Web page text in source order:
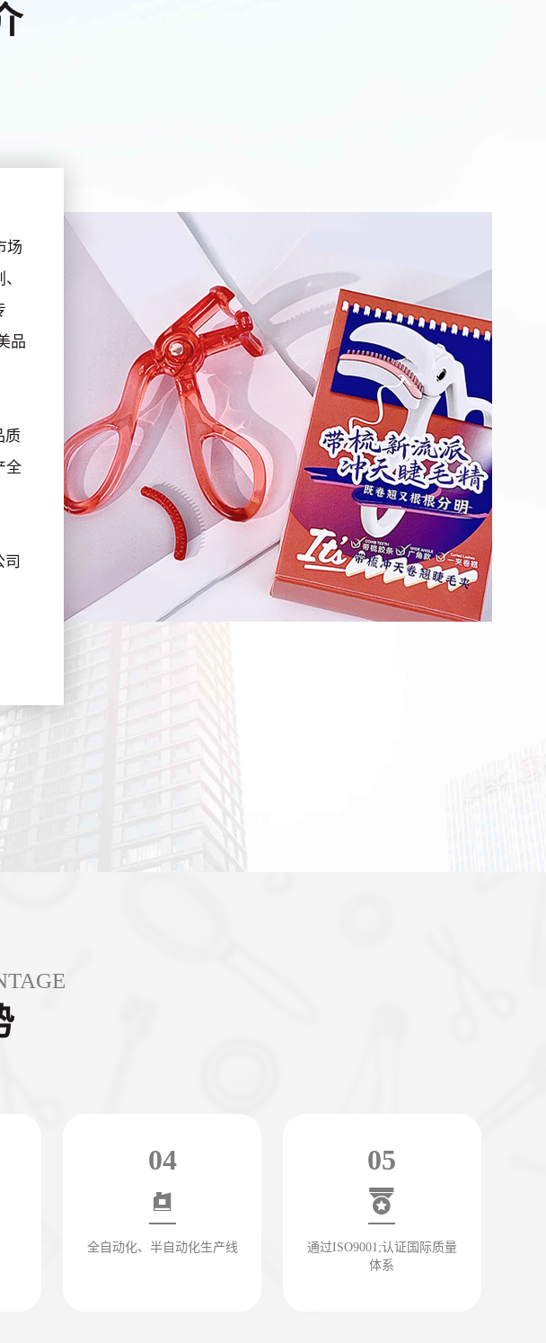
场
品
质
全
04
全自动化、半自动化生产线
05
通过ISO9001;认证国际质量
体系